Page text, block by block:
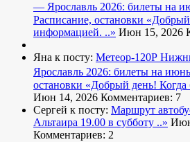
— Ярославль 2026: билеты на
Расписание, остановки «Добрый
информацией. ..» Июн 15, 2026
Яна к посту: Метеор-120Р
Ярославль 2026: билеты на
остановки «Добрый день! Когда
Июн 14, 2026 Комментариев: 7
Сергей к посту: Маршрут
Альтаира 19.00 в субботу ..»
Комментариев: 2